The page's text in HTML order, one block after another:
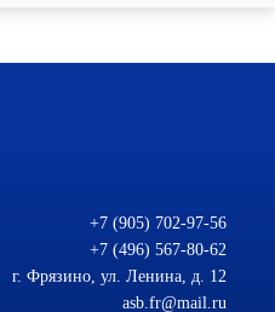
+7 (905) 702-97-56
+7 (496) 567-80-62
г. Фрязино, ул. Ленина, д. 12
asb.fr@mail.ru